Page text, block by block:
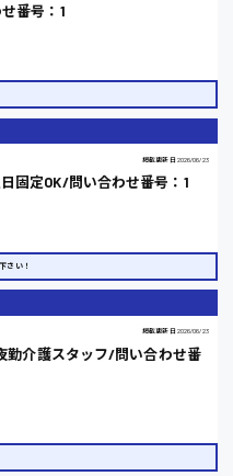
番号：1
掲載更新日 2026/06/23
固定OK/問い合わせ番号：1
さい！
掲載更新日 2026/06/23
介護スタッフ/問い合わせ番